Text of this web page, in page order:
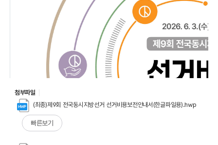
첨부파일
(최종)제9회 전국동시지방선거 선거비용보전안내서(한글파일용).hwp
빠른보기